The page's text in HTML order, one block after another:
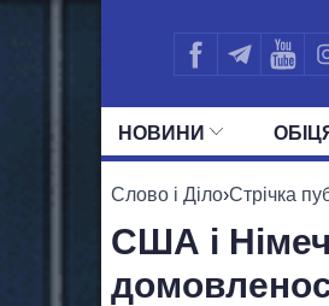
НОВИНИ
УСІ
Слово і Діло›Стрічка
США і